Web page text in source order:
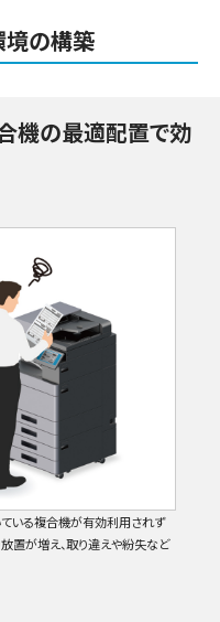
境の構築
機の最適配置で効
いる複合機が有効利用されず
置が増え、取り違えや紛失など